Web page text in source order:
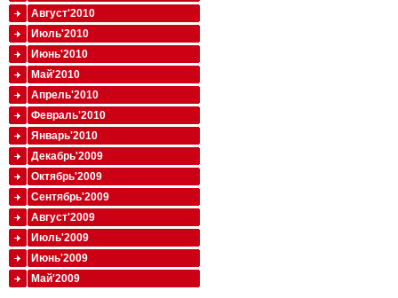
Август'2010
Июль'2010
Июнь'2010
Май'2010
Апрель'2010
Февраль'2010
Январь'2010
Декабрь'2009
Октябрь'2009
Сентябрь'2009
Август'2009
Июль'2009
Июнь'2009
Май'2009